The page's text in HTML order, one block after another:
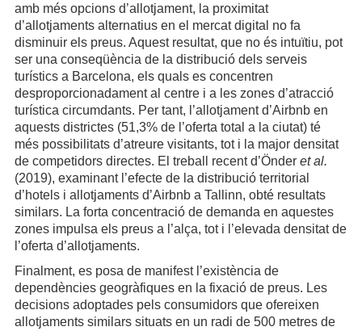
amb més opcions d’allotjament, la proximitat
d’allotjaments alternatius en el mercat digital no fa
disminuir els preus. Aquest resultat, que no és intuïtiu, pot
ser una conseqüència de la distribució dels serveis
turístics a Barcelona, els quals es concentren
desproporcionadament al centre i a les zones d’atracció
turística circumdants. Per tant, l’allotjament d’Airbnb en
aquests districtes (51,3% de l’oferta total a la ciutat) té
més possibilitats d’atreure visitants, tot i la major densitat
de competidors directes. El treball recent d’Önder et al.
(2019), examinant l’efecte de la distribució territorial
d’hotels i allotjaments d’Airbnb a Tallinn, obté resultats
similars. La forta concentració de demanda en aquestes
zones impulsa els preus a l’alça, tot i l’elevada densitat de
l’oferta d’allotjaments.
Finalment, es posa de manifest l’existència de
dependències geogràfiques en la fixació de preus. Les
decisions adoptades pels consumidors que ofereixen
allotjaments similars situats en un radi de 500 metres de